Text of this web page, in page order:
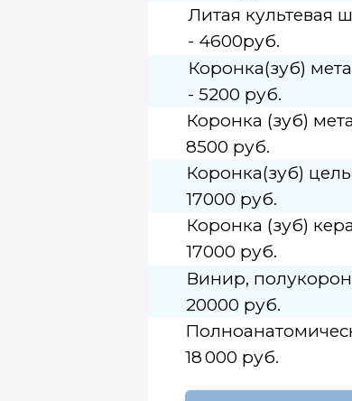
Записаться на
- 5200 руб.
Коронка (зуб)
Коронка(зуб)
17000 руб.
Коронка (зуб)
17000 руб.
Винир, полукоронка
20000 руб.
Полноанатомические
18 000 руб.